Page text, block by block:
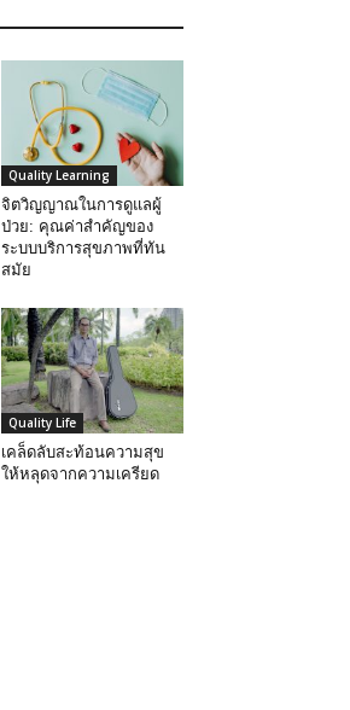
Quality Learning
จิตวิญญาณในการดูแลผู้
ป่วย: คุณค่าสำคัญของ
ระบบบริการสุขภาพที่ทัน
สมัย
Quality Life
เคล็ดลับสะท้อนความสุข
ให้หลุดจากความเครียด